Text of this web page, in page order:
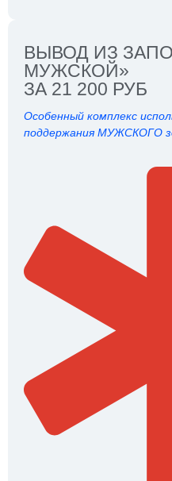
ВЫВОД ИЗ
МУЖСКОЙ»
ЗА 21 200 РУБ
Особенный комплекс
поддержания МУЖСКОГО